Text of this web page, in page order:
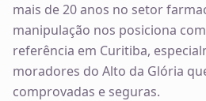
mais de 20 anos no setor
manipulação nos posiciona
referência em Curitiba,
moradores do Alto da Glória
comprovadas e seguras.